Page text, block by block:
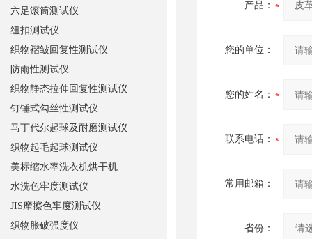
产品：
您的单位：
您的姓名：
联系电话：
常用邮箱：
省份：
六足滚筒测试仪
纽扣测试仪
织物褶皱回复性测试仪
防雨性测试仪
织物静态拉伸回复性测试仪
钉锤式勾丝性测试仪
马丁代尔起球及耐磨测试仪
织物起毛起球测试仪
美标缩水率洗衣机烘干机
水洗色牢度测试仪
JIS摩擦色牢度测试仪
织物胀破强度仪